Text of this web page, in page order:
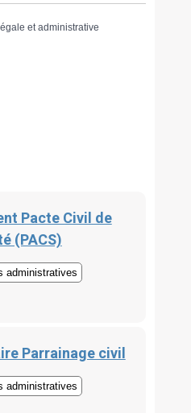
et administrative
Pacte Civil de
(PACS)
administratives
Parrainage civil
administratives